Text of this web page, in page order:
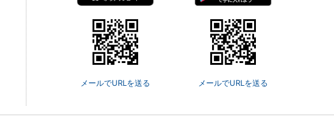
メールでURLを送る
メールでURLを送る